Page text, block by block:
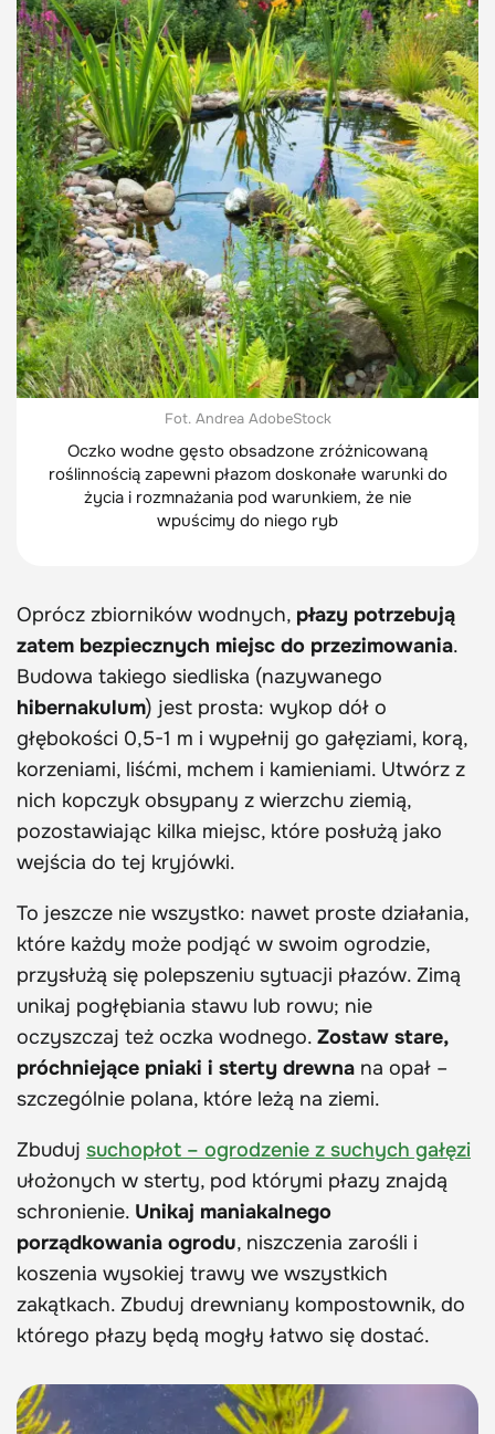
Fot. Andrea AdobeStock
Oczko wodne gęsto obsadzone zróżnicowaną
roślinnością zapewni płazom doskonałe warunki do
życia i rozmnażania pod warunkiem, że nie
wpuścimy do niego ryb
Oprócz zbiorników wodnych, płazy potrzebują
zatem bezpiecznych miejsc do przezimowania.
Budowa takiego siedliska (nazywanego
hibernakulum) jest prosta: wykop dół o
głębokości 0,5-1 m i wypełnij go gałęziami, korą,
korzeniami, liśćmi, mchem i kamieniami. Utwórz z
nich kopczyk obsypany z wierzchu ziemią,
pozostawiając kilka miejsc, które posłużą jako
wejścia do tej kryjówki.
To jeszcze nie wszystko: nawet proste działania,
które każdy może podjąć w swoim ogrodzie,
przysłużą się polepszeniu sytuacji płazów. Zimą
unikaj pogłębiania stawu lub rowu; nie
oczyszczaj też oczka wodnego. Zostaw stare,
próchniejące pniaki i sterty drewna na opał –
szczególnie polana, które leżą na ziemi.
Zbuduj suchopłot – ogrodzenie z suchych gałęzi
ułożonych w sterty, pod którymi płazy znajdą
schronienie. Unikaj maniakalnego
porządkowania ogrodu, niszczenia zarośli i
koszenia wysokiej trawy we wszystkich
zakątkach. Zbuduj drewniany kompostownik, do
którego płazy będą mogły łatwo się dostać.